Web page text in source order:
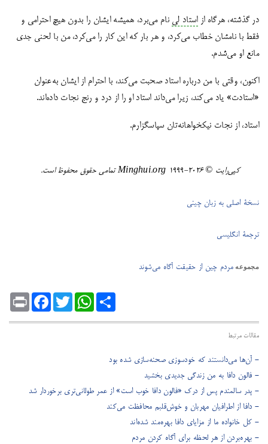
در گذشته، هرگاه ازاستاد لی نام می‌برد، همیشه ایشان را بدون هیچ احترامی و
فقط با نامشان خطاب می‌کرد، و هر بار که این کار را می‌کرد، من با لحنی جدی
مانع او می‌شدم.
اکنون، وقتی با من درباره استاد صحبت می‌کند، با احترام از ایشان به‌عنوان
«استادت» یاد می‌کند، زیرا می‌داند استاد او را از درد و رنج نجات داده‌اند.
استاد، از نجات نیکخواهانه‌تان سپاسگزارم.
کپی‌رایت © ۲۰۲۶-١٩٩٩ Minghui.org تمامی حقوق محفوظ است.
نسخۀ اصلی به زبان چینی
ترجمۀ انگلیسی
مجموعهمردم چین از حقیقت آگاه می‌شوند
Print
FacebookTwitter
WhatsAppShare
مقالات مرتبط
- آن‌ها می‌دانستند که خودسوزی صحنه‌سازی شده بود
- فالون دافا به من زندگی جدیدی بخشید
- پدر سالمندم پس از درک «فالون دافا خوب است» از عمر طولانی‌تری برخوردار شد
- دافا از اطرافیان مهربان و خوش‌قلبم محافظت می‌کند
- کل خانواده ما از مزایای دافا بهره‌مند شده‌اند
- بهره‌‌بردن از هر لحظه برای آگاه کردن مردم